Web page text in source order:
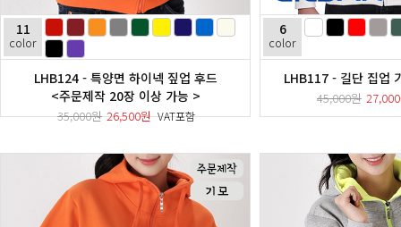
11
color
LHB124 - 특양면 하이넥 짚업 후드
<주문제작 20장 이상 가능 >
35,000원 26,500원VAT포함
6
color
LHB117 - 길단 집업
45,000원